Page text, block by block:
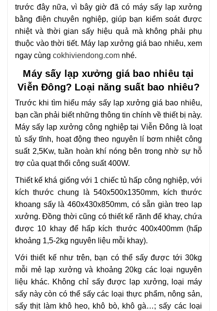
trước đây nữa, vì bây giờ đã có máy sấy lạp xưởng
bằng điện chuyên nghiệp, giúp bạn kiểm soát được
nhiệt và thời gian sấy hiệu quả mà không phải phụ
thuộc vào thời tiết. Máy lạp xưởng giá bao nhiêu, xem
ngay cùng cokhiviendong.com nhé.
Máy sấy lạp xưởng giá bao nhiêu tại
Viễn Đông? Loại năng suất bao nhiêu?
Trước khi tìm hiểu máy sấy lạp xưởng giá bao nhiêu,
bạn cần phải biết những thông tin chính về thiết bị này.
Máy sấy lạp xưởng công nghiệp tại Viễn Đông là loạt
tủ sấy tĩnh, hoạt động theo nguyên lí bơm nhiệt công
suất 2,5Kw, tuần hoàn khí nóng bên trong nhờ sự hỗ
trợ của quạt thổi công suất 400W.
Thiết kế khá giống với 1 chiếc tủ hấp công nghiệp, với
kích thước chung là 540x500x1350mm, kích thước
khoang sấy là 460x430x850mm, có sẵn giàn treo lạp
xưởng. Đồng thời cũng có thiết kế rãnh để khay, chứa
được 10 khay để hấp kích thước 400x400mm (hấp
khoảng 1,5-2kg nguyên liệu mỗi khay).
Với thiết kế như trên, bạn có thể sấy được tới 30kg
mỗi mẻ lạp xưởng và khoảng 20kg các loại nguyên
liệu khác. Không chỉ sấy được lạp xưởng, loại máy
sấy này còn có thể sấy các loại thực phẩm, nông sản,
sấy thịt làm khô heo, khô bò, khô gà…; sấy các loại